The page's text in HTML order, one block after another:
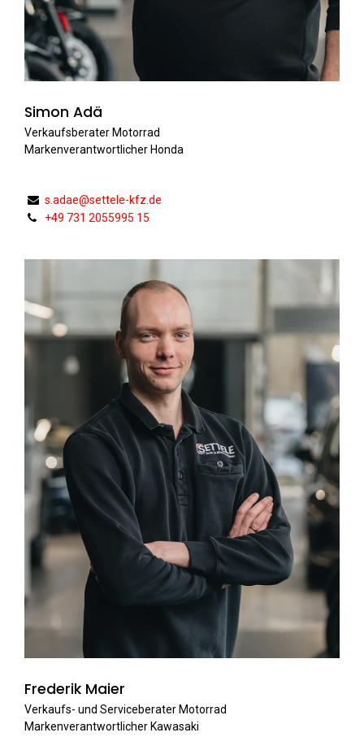
Simon Adä
Verkaufsberater Motorrad
Markenverantwortlicher Honda
s.adae@settele-kfz.de
+49 731 2055995 15
Frederik Maier
Verkaufs- und Serviceberater Motorrad
Markenverantwortlicher Kawasaki